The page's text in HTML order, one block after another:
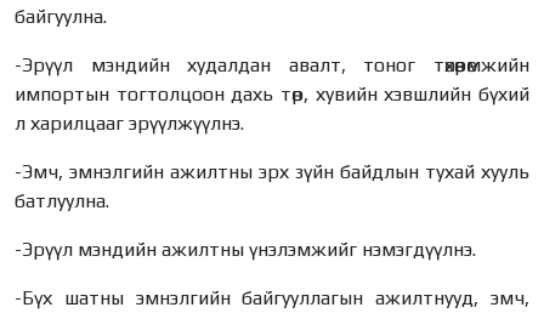
байгуулна.
-Эрүүл мэндийн худалдан авалт, тоног төхөөрөмжийн
импортын тогтолцоон дахь төр, хувийн хэвшлийн бүхий
л харилцааг эрүүлжүүлнэ.
-Эмч, эмнэлгийн ажилтны эрх зүйн байдлын тухай хууль
батлуулна.
-Эрүүл мэндийн ажилтны үнэлэмжийг нэмэгдүүлнэ.
-Бүх шатны эмнэлгийн байгууллагын ажилтнууд, эмч,